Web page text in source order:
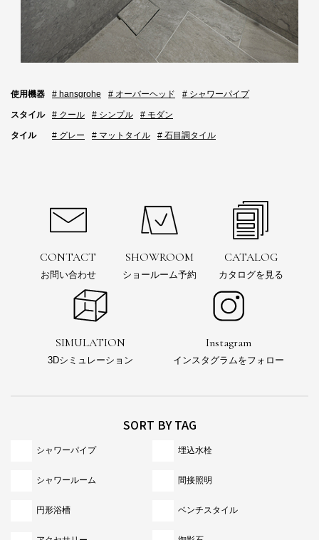
使用機器 # hansgrohe # オーバーヘッド # シャワーパイプ
スタイル # クール # シンプル # モダン
タイル # グレー # マットタイル # 石目調タイル
CONTACT
お問い合わせ
SHOWROOM
ショールーム予約
CATALOG
カタログを見る
SIMULATION
3Dシミュレーション
Instagram
インスタグラムをフォロー
SORT BY TAG
シャワーパイプ 埋込水栓
シャワールーム 間接照明
円形浴槽 ベンチスタイル